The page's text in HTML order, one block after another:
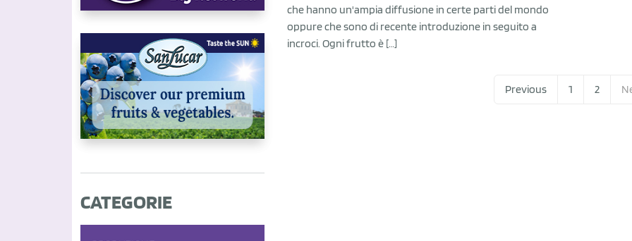
CATEGORIE
che hanno un'ampia diffusione in certe parti del mondo
oppure che sono di recente introduzione in seguito a
incroci. Ogni frutto è […]
Previous 1 2